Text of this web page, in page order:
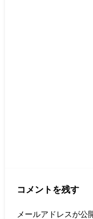
コメントを残す
メールアドレスが公